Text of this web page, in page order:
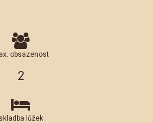
obsazenost
2
skladba lůžek